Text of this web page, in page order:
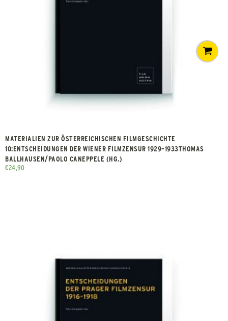
MATERIALIEN ZUR ÖSTERREICHISCHEN FILMGESCHICHTE
10:ENTSCHEIDUNGEN DER WIENER FILMZENSUR 1929–1933THOMAS
BALLHAUSEN/PAOLO CANEPPELE (HG.)
€24,90